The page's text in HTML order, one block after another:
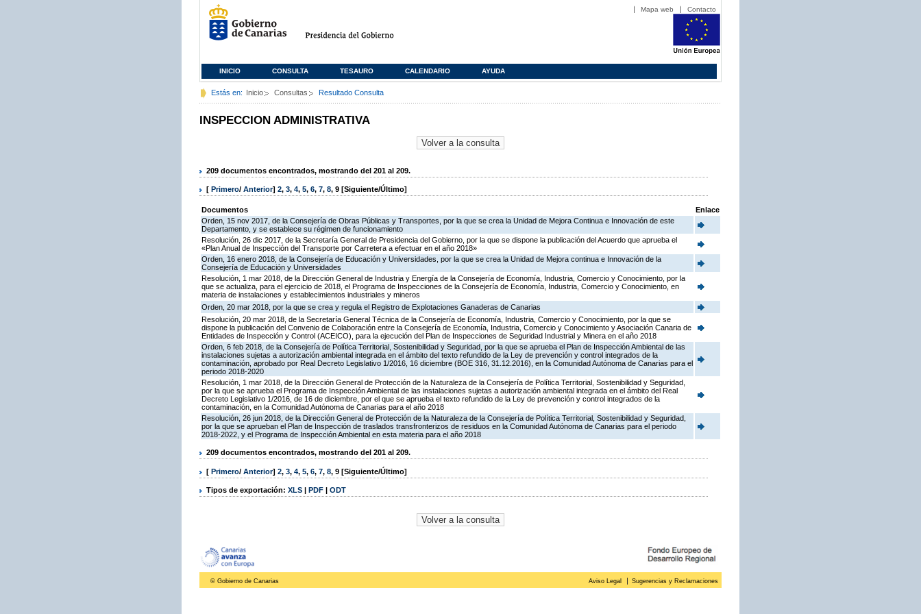
Mapa web Contacto
INICIO CONSULTA TESAURO CALENDARIO AYUDA
Estás en: Inicio Consultas Resultado Consulta
INSPECCION ADMINISTRATIVA
209 documentos encontrados, mostrando del 201 al 209.
[ Primero/ Anterior] 2, 3, 4, 5, 6, 7, 8, 9 [Siguiente/Último]
Documentos
Enlace
Orden, 15 nov 2017, de la Consejería de Obras Públicas y Transportes, por la que se crea la Unidad de Mejora Continua e Innovación de este
Departamento, y se establece su régimen de funcionamiento
Resolución, 26 dic 2017, de la Secretaría General de Presidencia del Gobierno, por la que se dispone la publicación del Acuerdo que aprueba el
«Plan Anual de Inspección del Transporte por Carretera a efectuar en el año 2018»
Orden, 16 enero 2018, de la Consejería de Educación y Universidades, por la que se crea la Unidad de Mejora continua e Innovación de la
Consejería de Educación y Universidades
Resolución, 1 mar 2018, de la Dirección General de Industria y Energía de la Consejería de Economía, Industria, Comercio y Conocimiento, por la
que se actualiza, para el ejercicio de 2018, el Programa de Inspecciones de la Consejería de Economía, Industria, Comercio y Conocimiento, en
materia de instalaciones y establecimientos industriales y mineros
Orden, 20 mar 2018, por la que se crea y regula el Registro de Explotaciones Ganaderas de Canarias
Resolución, 20 mar 2018, de la Secretaría General Técnica de la Consejería de Economía, Industria, Comercio y Conocimiento, por la que se
dispone la publicación del Convenio de Colaboración entre la Consejería de Economía, Industria, Comercio y Conocimiento y Asociación Canaria de
Entidades de Inspección y Control (ACEICO), para la ejecución del Plan de Inspecciones de Seguridad Industrial y Minera en el año 2018
Orden, 6 feb 2018, de la Consejería de Política Territorial, Sostenibilidad y Seguridad, por la que se aprueba el Plan de Inspección Ambiental de las
instalaciones sujetas a autorización ambiental integrada en el ámbito del texto refundido de la Ley de prevención y control integrados de la
contaminación, aprobado por Real Decreto Legislativo 1/2016, 16 diciembre (BOE 316, 31.12.2016), en la Comunidad Autónoma de Canarias para el
periodo 2018-2020
Resolución, 1 mar 2018, de la Dirección General de Protección de la Naturaleza de la Consejería de Política Territorial, Sostenibilidad y Seguridad,
por la que se aprueba el Programa de Inspección Ambiental de las instalaciones sujetas a autorización ambiental integrada en el ámbito del Real
Decreto Legislativo 1/2016, de 16 de diciembre, por el que se aprueba el texto refundido de la Ley de prevención y control integrados de la
contaminación, en la Comunidad Autónoma de Canarias para el año 2018
Resolución, 26 jun 2018, de la Dirección General de Protección de la Naturaleza de la Consejería de Política Territorial, Sostenibilidad y Seguridad,
por la que se aprueban el Plan de Inspección de traslados transfronterizos de residuos en la Comunidad Autónoma de Canarias para el periodo
2018-2022, y el Programa de Inspección Ambiental en esta materia para el año 2018
209 documentos encontrados, mostrando del 201 al 209.
[ Primero/ Anterior] 2, 3, 4, 5, 6, 7, 8, 9 [Siguiente/Último]
Tipos de exportación: XLS | PDF | ODT
© Gobierno de Canarias Aviso Legal Sugerencias y Reclamaciones